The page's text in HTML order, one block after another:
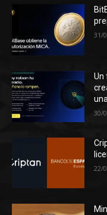
31/
Un
30/
22/